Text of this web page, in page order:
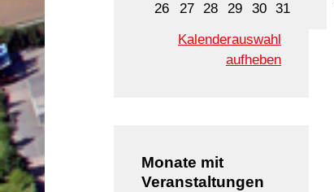
26
27 28 29 30 31
Kalenderauswahl
aufheben
Monate mit
Veranstaltungen